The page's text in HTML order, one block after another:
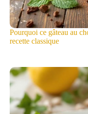
Pourquoi ce gâteau au
recette classique